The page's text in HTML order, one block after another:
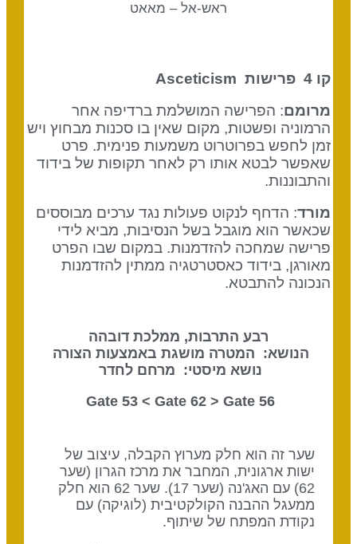
ראש-אל – מאאט
קו 4
פרישות Asceticism
מרומם:הפרישה המושלמת ברדיפה אחר
הרמוניה ופשטות, מקום שאין בו סכנות מבחוץ ויש
זמן לחפש בפרוטרוט משמעות פנימית. פרט
שאפשר לבטא אותו רק לאחר תקופות של בידוד
והתבוננות.
מורד:הדחף לנקוט פעולות נגד ערכים מבוססים
שכאשר הוא מוגבל בשל הנסיבות, מביא לידי
פרישה שמחכה להזדמנות. במקום שבו הפרט
מאורגן, בידוד כאסטרטגיה ממתין להזדמנות
הנכונה להתבטא.
רבע התרבות, ממלכת דובהה
הנושא: המטרה מושגת באמצעות הצורה
נושא מיסטי: מרחם לחדר
56 Gate 53 <
Gate 62 > Gate
שער זה הוא חלק מערוץ הקבלה, עיצוב של
ישות ארגונית, המחבר את מרכז הגרון (שער
62) עם האג'נה (שער 17). שער 62 הוא חלק
ממעגל ההבנה הקולקטיבית (לוגיקה) עם
נקודת המפתח של שיתוף.